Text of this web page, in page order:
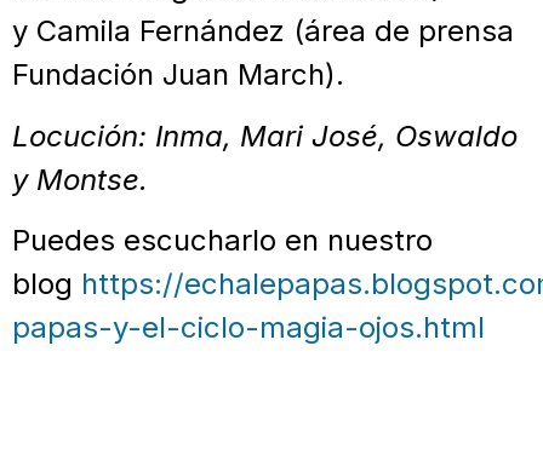
y Camila Fernández (área de prensa
Fundación Juan March).
Locución: Inma, Mari José, Oswaldo
y Montse.
Puedes escucharlo en nuestro
blog https://
papas-y-el-ciclo-magia-ojos.html